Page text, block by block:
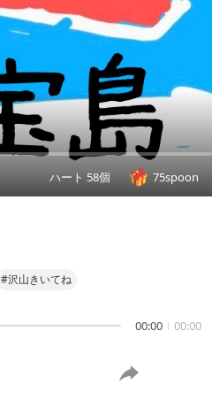
ハート 58個 75spoon
#沢山きいてね
00:00 00:00